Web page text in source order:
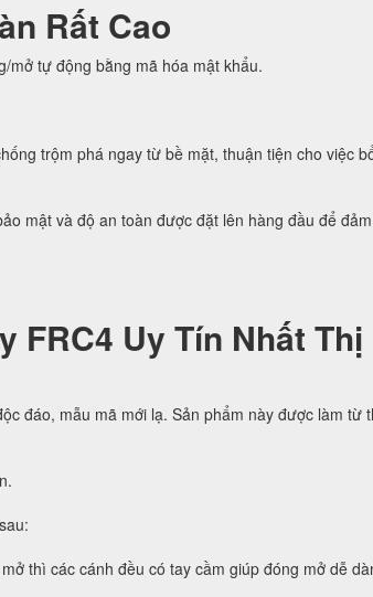
Rất Cao
mở tự động bằng mã hóa mật khẩu.
trộm phá ngay từ bề mặt, thuận tiện cho việc
mật và độ an toàn được đặt lên hàng đầu để đảm
FRC4 Uy Tín Nhất Thị
đáo, mẫu mã mới lạ. Sản phẩm này được làm từ
thì các cánh đều có tay cầm giúp đóng mở dễ